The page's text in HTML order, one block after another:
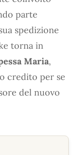
parte
spedizione
torna in
Maria,
credito per se
del nuovo